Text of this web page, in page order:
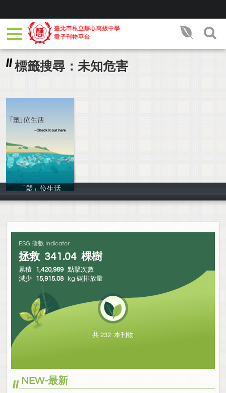
標籤搜尋：未知危害
「塑」位生活
80305吳優,8031
ESG 指數 Indicator
拯救 341.04 棵樹
累積 1,420,989 點擊次數
減少
15,915.08 kg 碳排放量
共 232 本刊物
NEW-最新